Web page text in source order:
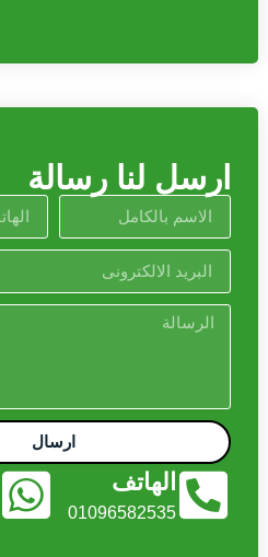
ارسل لنا رسالة
ارسال
الهاتف
01096582535